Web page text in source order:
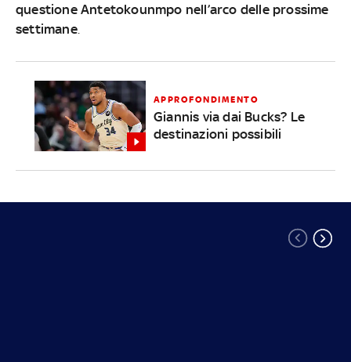
questione Antetokounmpo nell’arco delle prossime
settimane.
APPROFONDIMENTO
Giannis via dai Bucks? Le
destinazioni possibili